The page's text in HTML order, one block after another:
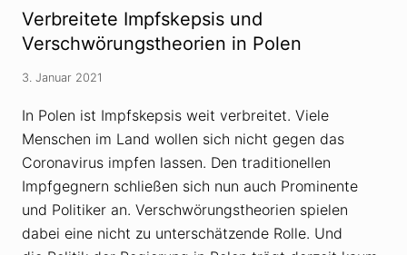
n
k
o
m
p
e
e
n
z
V
e
r
s
c
h
Verbreitete Impfskepsis und
Verschwörungstheorien in Polen
3. Januar 2021
In Polen ist Impfskepsis weit verbreitet. Viele
Menschen im Land wollen sich nicht gegen das
Coronavirus impfen lassen. Den traditionellen
Impfgegnern schließen sich nun auch Prominente
und Politiker an. Verschwörungstheorien spielen
dabei eine nicht zu unterschätzende Rolle. Und